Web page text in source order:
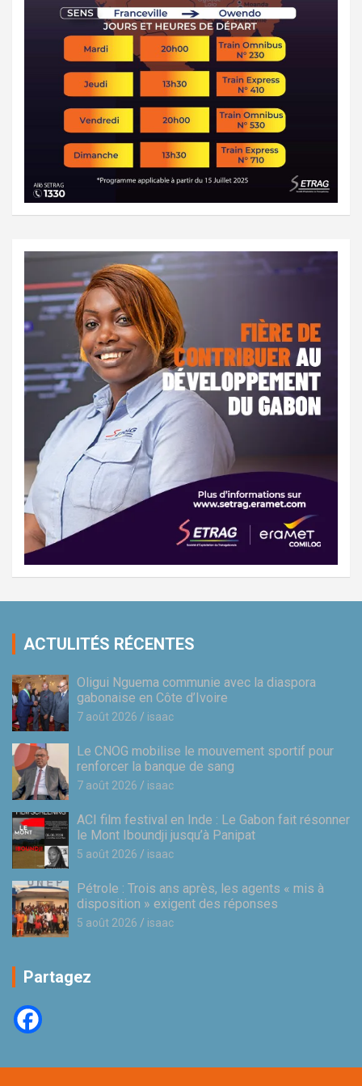
ACTULITÉS RÉCENTES
Oligui Nguema communie avec la diaspora
gabonaise en Côte d’Ivoire
7 août 2026 isaac
Le CNOG mobilise le mouvement sportif pour
renforcer la banque de sang
7 août 2026 isaac
ACI film festival en Inde : Le Gabon fait résonner
le Mont Iboundji jusqu’à Panipat
5 août 2026 isaac
Pétrole : Trois ans après, les agents « mis à
disposition » exigent des réponses
5 août 2026 isaac
Partagez